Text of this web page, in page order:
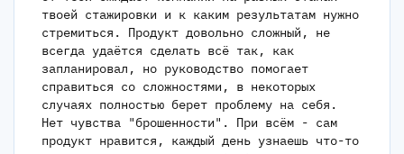
твоей стажировки и к каким результатам нужно
стремиться. Продукт довольно сложный, не
всегда удаётся сделать всё так, как
запланировал, но руководство помогает
справиться со сложностями, в некоторых
случаях полностью берет проблему на себя.
Нет чувства "брошенности". При всём - сам
продукт нравится, каждый день узнаешь что-то